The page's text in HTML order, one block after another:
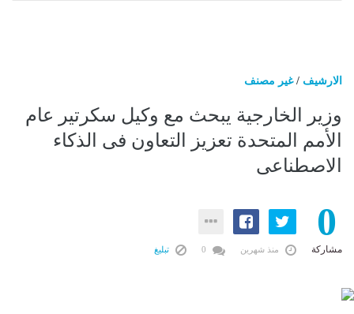
الارشيف /غير مصنف
وزير الخارجية يبحث مع وكيل سكرتير عام
الأمم المتحدة تعزيز التعاون فى الذكاء
الاصطناعى
0
مشاركة منذ شهرين تبليغ